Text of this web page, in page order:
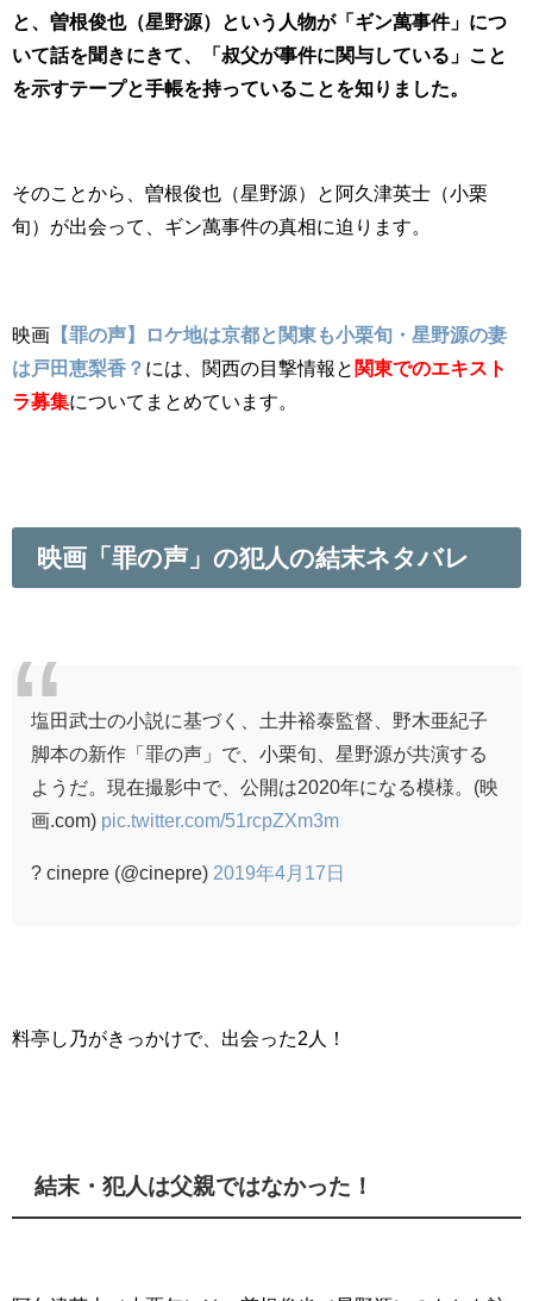
と、曽根俊也（星野源）という人物が「ギン萬事件」につ
いて話を聞きにきて、「叔父が事件に関与している」こと
を示すテープと手帳を持っていることを知りました。
そのことから、曽根俊也（星野源）と阿久津英士（小栗
旬）が出会って、ギン萬事件の真相に迫ります。
映画 【罪の声】ロケ地は京都と関東も小栗旬・星野源の妻
は戸田恵梨香？ には、関西の目撃情報と 関東でのエキスト
ラ募集についてまとめています。
映画「罪の声」の犯人の結末ネタバレ
塩田武士の小説に基づく、土井裕泰監督、野木亜紀子
脚本の新作「罪の声」で、小栗旬、星野源が共演する
ようだ。現在撮影中で、公開は2020年になる模様。(映
画.com) pic.twitter.com/51rcpZXm3m
? cinepre (@cinepre) 2019年4月17日
料亭し乃がきっかけで、出会った2人！
結末・犯人は父親ではなかった！